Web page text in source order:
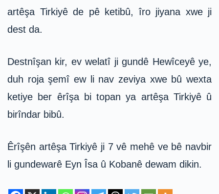
artêşa Tirkiyê de pê ketibû, îro jiyana xwe ji
dest da.
Destnîşan kir, ev welatî ji gundê Hewîceyê ye,
duh roja şemî ew li nav zeviya xwe bû wexta
ketiye ber êrîşa bi topan ya artêşa Tirkiyê û
birîndar bibû.
Êrîşên artêşa Tirkiyê ji 7 vê mehê ve bê navbir
li gundewarê Eyn Îsa û Kobanê dewam dikin.